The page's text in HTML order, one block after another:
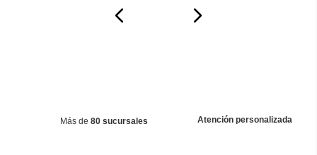
Más de 80 sucursales Atención personalizada